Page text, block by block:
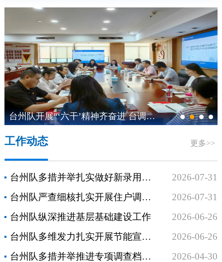
台州队开展“‘六干’精神齐奋进 台调青年显担当”主题团日活动
工作动态 更多>>
台州队多措并举扎实做好新录用公务员培育管理工作
2026-07-31
台州队严查细核扎实开展住户调查数据质量自查工作
2026-07-31
台州队纵深推进基层基础建设工作
2026-06-26
台州队多维发力扎实开展节能宣传周活动
2026-06-26
台州队多措并举推进专项调查档案整理工作
2026-04-30